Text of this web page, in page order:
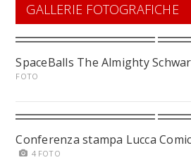
GALLERIE FOTOGRAFICHE
SpaceBalls The Almighty
FOTO
Conferenza stampa Lucca
4 FOTO